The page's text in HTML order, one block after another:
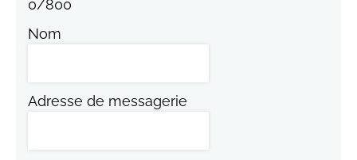
0/800
Nom
Adresse de messagerie